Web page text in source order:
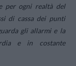
per ogni realtà del
di cassa dei punti
gli allarmi e la
e in costante